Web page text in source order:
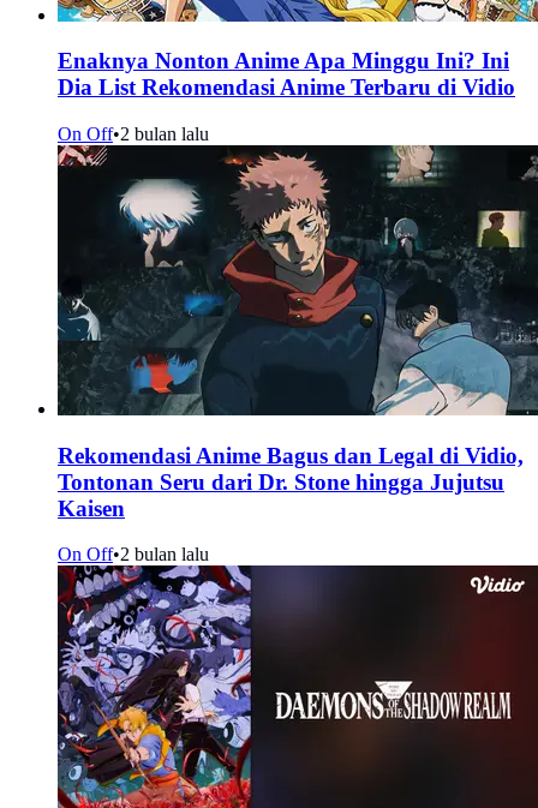
Enaknya Nonton Anime Apa Minggu Ini? Ini
Dia List Rekomendasi Anime Terbaru di Vidio
On Off•2 bulan lalu
Rekomendasi Anime Bagus dan Legal di Vidio,
Tontonan Seru dari Dr. Stone hingga Jujutsu
Kaisen
On Off•2 bulan lalu